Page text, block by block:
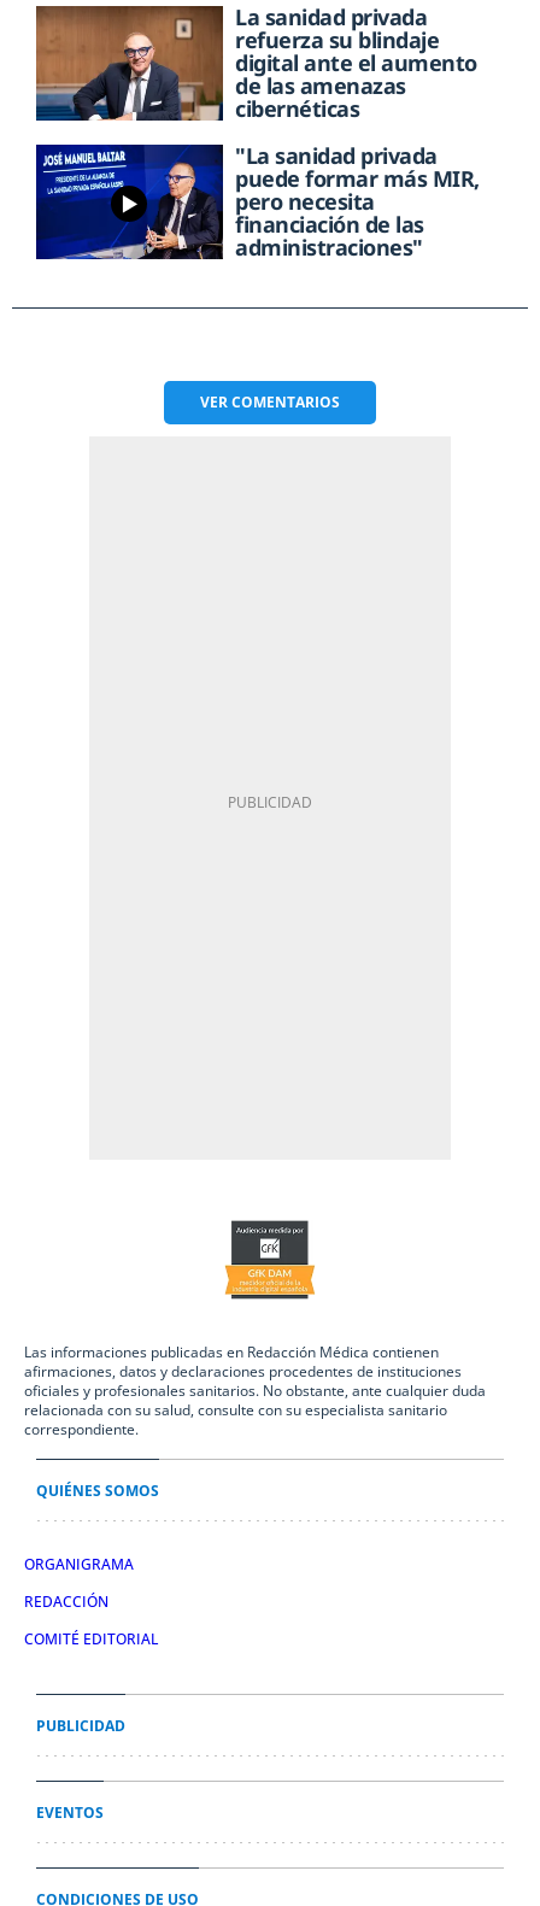
La sanidad privada
refuerza su blindaje
digital ante el aumento
de las amenazas
cibernéticas
"La sanidad privada
puede formar más MIR,
pero necesita
financiación de las
administraciones"
VERCOMENTARIOS
Las informaciones publicadas en Redacción Médica contienen
afirmaciones, datos y declaraciones procedentes de instituciones
oficiales y profesionales sanitarios. No obstante, ante cualquier duda
relacionada con su salud, consulte con su especialista sanitario
correspondiente.
QUIÉNES SOMOS
ORGANIGRAMA
REDACCIÓN
COMITÉ EDITORIAL
PUBLICIDAD
EVENTOS
CONDICIONES DE USO